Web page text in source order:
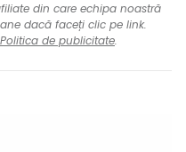
din care echipa noastră
dacă faceți clic pe link.
Politica de publicitate.